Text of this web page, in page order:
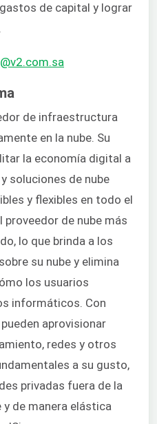
de capital y lograr
de infraestructura
en la nube. Su
la economía digital a
soluciones de nube
y flexibles en todo el
proveedor de nube más
lo que brinda a los
su nube y elimina
los usuarios
informáticos. Con
aprovisionar
redes y otros
a su gusto,
privadas fuera de la
de manera elástica